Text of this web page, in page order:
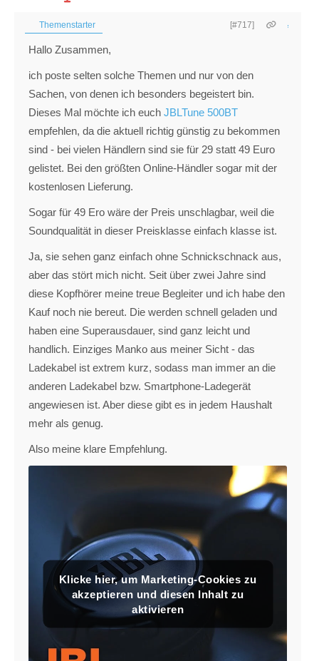
Themenstarter [#717]
Hallo Zusammen,
ich poste selten solche Themen und nur von den
Sachen, von denen ich besonders begeistert bin.
Dieses Mal möchte ich euch JBLTune 500BT
empfehlen, da die aktuell richtig günstig zu bekommen
sind - bei vielen Händlern sind sie für 29 statt 49 Euro
gelistet. Bei den größten Online-Händler sogar mit der
kostenlosen Lieferung.
Sogar für 49 Ero wäre der Preis unschlagbar, weil die
Soundqualität in dieser Preisklasse einfach klasse ist.
Ja, sie sehen ganz einfach ohne Schnickschnack aus,
aber das stört mich nicht. Seit über zwei Jahre sind
diese Kopfhörer meine treue Begleiter und ich habe den
Kauf noch nie bereut. Die werden schnell geladen und
haben eine Superausdauer, sind ganz leicht und
handlich. Einziges Manko aus meiner Sicht - das
Ladekabel ist extrem kurz, sodass man immer an die
anderen Ladekabel bzw. Smartphone-Ladegerät
angewiesen ist. Aber diese gibt es in jedem Haushalt
mehr als genug.
Also meine klare Empfehlung.
Klicke hier, um Marketing-Cookies zu
akzeptieren und diesen Inhalt zu
aktivieren